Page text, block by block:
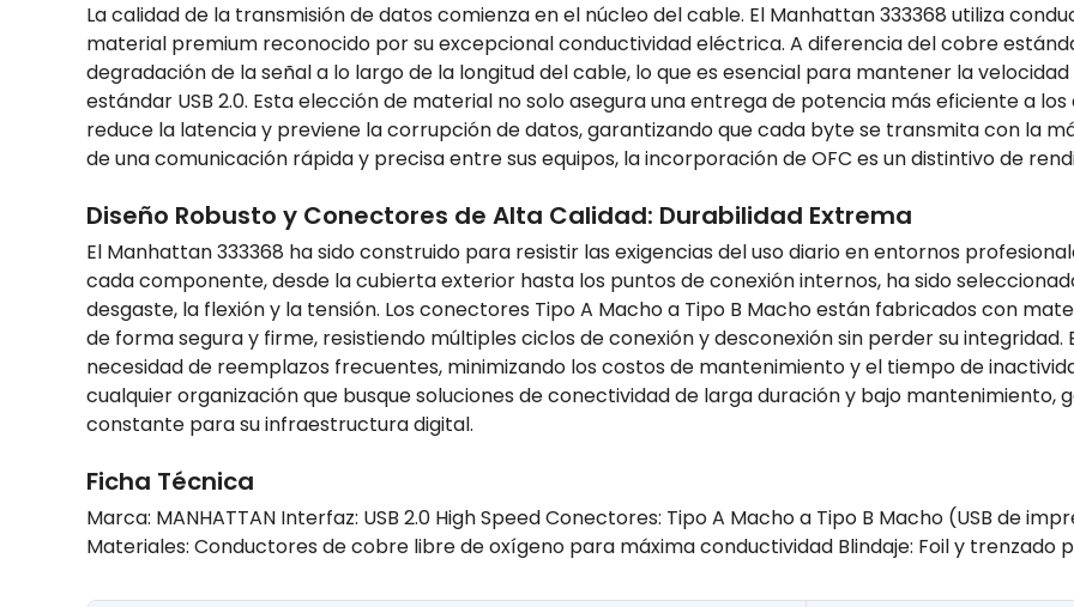
La calidad de la transmisión de datos comienza en el núcleo del cable. El Manhattan 333368 utiliza
material premium reconocido por su excepcional conductividad eléctrica. A diferencia del cobre
degradación de la señal a lo largo de la longitud del cable, lo que es esencial para mantener la
estándar USB 2.0. Esta elección de material no solo asegura una entrega de potencia más eficiente a
reduce la latencia y previene la corrupción de datos, garantizando que cada byte se transmita con la
de una comunicación rápida y precisa entre sus equipos, la incorporación de OFC es un distintivo de
Diseño Robusto y Conectores de Alta Calidad: Durabilidad Extrema
El Manhattan 333368 ha sido construido para resistir las exigencias del uso diario en entornos
cada componente, desde la cubierta exterior hasta los puntos de conexión internos, ha sido
desgaste, la flexión y la tensión. Los conectores Tipo A Macho a Tipo B Macho están fabricados con
de forma segura y firme, resistiendo múltiples ciclos de conexión y desconexión sin perder su
necesidad de reemplazos frecuentes, minimizando los costos de mantenimiento y el tiempo de
cualquier organización que busque soluciones de conectividad de larga duración y bajo
constante para su infraestructura digital.
Ficha Técnica
Marca: MANHATTAN Interfaz: USB 2.0 High Speed Conectores: Tipo A Macho a Tipo B Macho (USB de
Materiales: Conductores de cobre libre de oxígeno para máxima conductividad Blindaje: Foil y trenzado